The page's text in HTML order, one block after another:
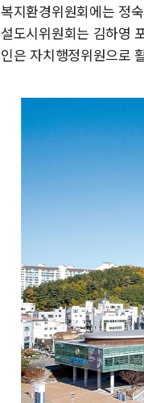
복지환경위원회에는 정
설도시위원회는 김하영
인은 자치행정위원으로